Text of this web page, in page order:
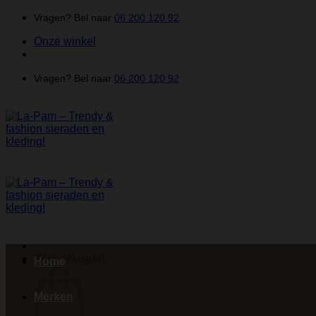
inhoud
Vragen? Bel naar 06 200 120 92
Onze winkel
Vragen? Bel naar 06 200 120 92
Winkelwagen
Home